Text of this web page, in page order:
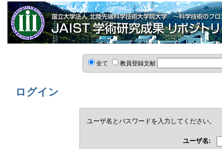
全て 教員登録文献
ログイン
ユーザ名とパスワードを入力してください。
ユーザ名: